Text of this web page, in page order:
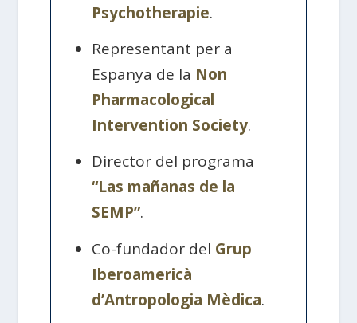
Psychotherapie.
Representant per a
Espanya de la Non
Pharmacological
Intervention Society.
Director del programa
“Las mañanas de la
SEMP”.
Co-fundador del Grup
Iberoamericà
d’Antropologia Mèdica.